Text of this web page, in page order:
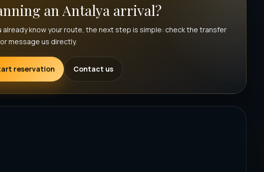
an Antalya arrival?
already know your route, the next step is simple: check the transfer
message us directly.
reservation Contact us